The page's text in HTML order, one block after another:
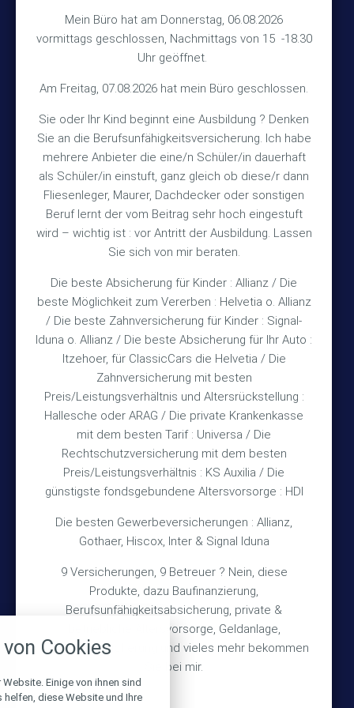
Mein Büro hat am Donnerstag, 06.08.2026
vormittags geschlossen, Nachmittags von 15 -18.30
Uhr geöffnet.
Am Freitag, 07.08.2026 hat mein Büro geschlossen.
Sie oder Ihr Kind beginnt eine Ausbildung ? Denken
Sie an die Berufsunfähigkeitsversicherung. Ich habe
mehrere Anbieter die eine/n Schüler/in dauerhaft
als Schüler/in einstuft, ganz gleich ob diese/r dann
Fliesenleger, Maurer, Dachdecker oder sonstigen
Beruf lernt der vom Beitrag sehr hoch eingestuft
wird – wichtig ist : vor Antritt der Ausbildung. Lassen
Sie sich von mir beraten.
Die beste Absicherung für Kinder : Allianz / Die
beste Möglichkeit zum Vererben : Helvetia o. Allianz
/ Die beste Zahnversicherung für Kinder : Signal-
Iduna o. Allianz / Die beste Absicherung für Ihr Auto :
Itzehoer, für ClassicCars die Helvetia / Die
Zahnversicherung mit besten
Preis/Leistungsverhältnis und Altersrückstellung :
Hallesche oder ARAG / Die private Krankenkasse
mit dem besten Tarif : Universa / Die
Rechtschutzversicherung mit dem besten
Preis/Leistungsverhältnis : KS Auxilia / Die
günstigste fondsgebundene Altersvorsorge : HDI
Die besten Gewerbeversicherungen : Allianz,
Gothaer, Hiscox, Inter & Signal Iduna
9 Versicherungen, 9 Betreuer ? Nein, diese
Produkte, dazu Baufinanzierung,
Berufsunfähigkeitsabsicherung, private &
betriebliche Altersvorsorge, Geldanlage,
Gebäudeversicherung und vieles mehr bekommen
Sie bei mir.
Hinterkampstr.1a
30890 Barsinghausen
Kontakt
TEL +49 (5105) 1811
FAX +49 (5105) 2720
MAIL vmh1a@web.de
Bürozeiten
Mo – Fr 10:15 – 12:00 Uhr
und nach Vereinbarung
Rechtliches
Impressum
Datenschutz
Erstinformation
Wichtiges
Über mich
Bedarfsermittlung
Schadensmeldung
© 2026 Versicherungsmakler Haberkamp GmbH
Cookies
Einige von ihnen sind
diese Website und Ihre
alle verwendeten Cookies und
zu blockieren.